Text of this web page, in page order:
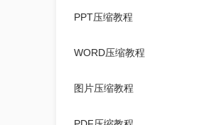
PPT压缩教程
WORD压缩教程
图片压缩教程